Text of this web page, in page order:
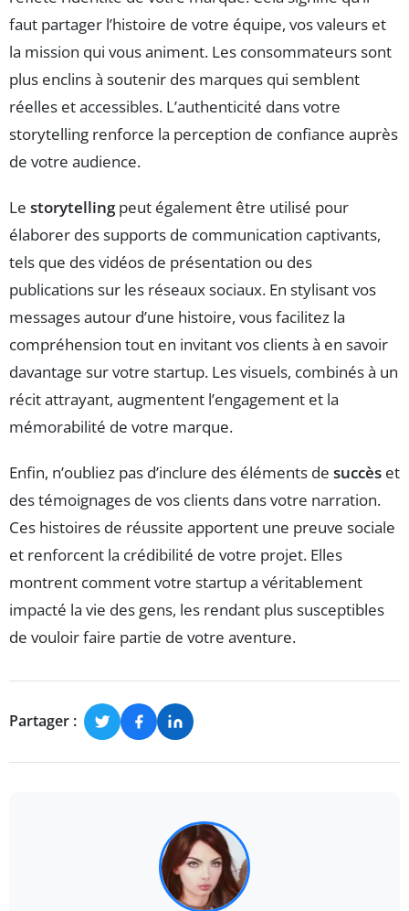
faut partager l’histoire de votre équipe, vos valeurs et
la mission qui vous animent. Les consommateurs sont
plus enclins à soutenir des marques qui semblent
réelles et accessibles. L’authenticité dans votre
storytelling renforce la perception de confiance auprès
de votre audience.
Le storytellingpeut également être utilisé pour
élaborer des supports de communication captivants,
tels que des vidéos de présentation ou des
publications sur les réseaux sociaux. En stylisant vos
messages autour d’une histoire, vous facilitez la
compréhension tout en invitant vos clients à en savoir
davantage sur votre startup. Les visuels, combinés à un
récit attrayant, augmentent l’engagement et la
mémorabilité de votre marque.
Enfin, n’oubliez pas d’inclure des éléments de succès et
des témoignages de vos clients dans votre narration.
Ces histoires de réussite apportent une preuve sociale
et renforcent la crédibilité de votre projet. Elles
montrent comment votre startup a véritablement
impacté la vie des gens, les rendant plus susceptibles
de vouloir faire partie de votre aventure.
Partager :